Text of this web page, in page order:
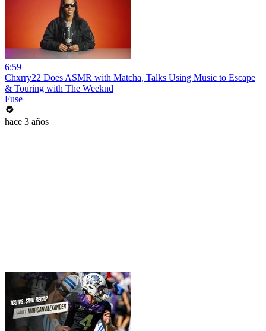
6:59
Chxrry22 Does ASMR with Matcha, Talks Using Music to Escape
& Touring with The Weeknd
Fuse
hace 3 años